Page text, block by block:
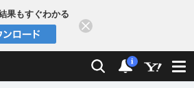
果もすぐわかる
検索 通知
i